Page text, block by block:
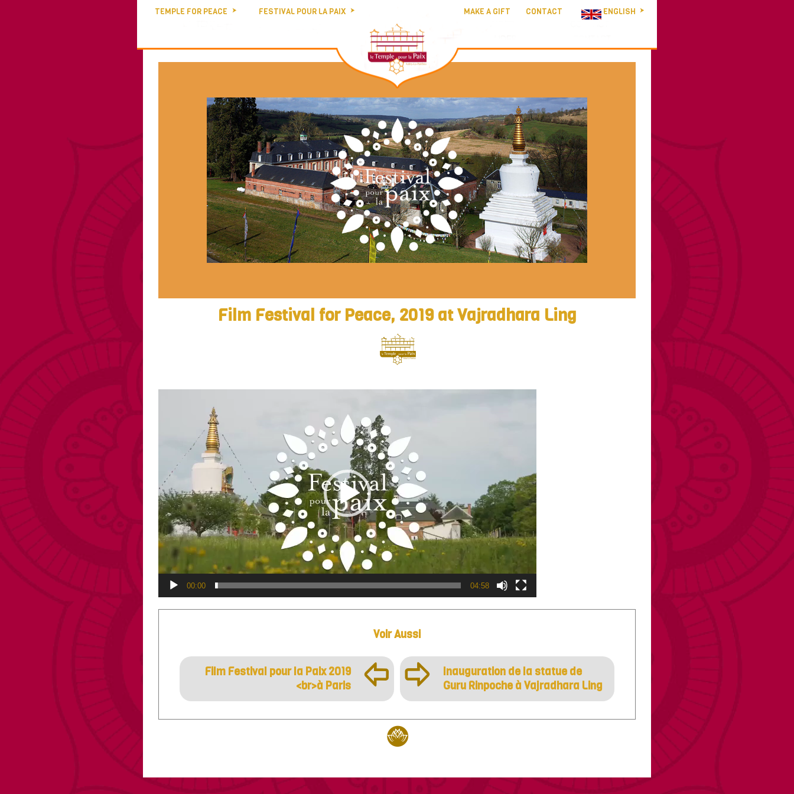
TEMPLE FOR PEACE FESTIVAL POUR LA PAIX MAKE A GIFT CONTACT ENGLISH
Film Festival for Peace, 2019 at Vajradhara Ling
00:00 04:58
Voir Aussi
Film Festival pour la Paix 2019
<br>à Paris
þÿ
Inauguration de la statue de
Guru Rinpoche à Vajradhara Ling